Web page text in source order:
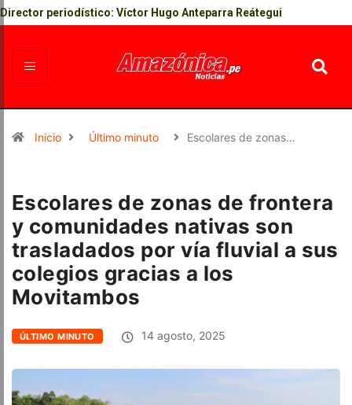
Director periodístico: Víctor Hugo Anteparra Reátegui
Inicio Último minuto Escolares de zonas…
Escolares de zonas de frontera
y comunidades nativas son
trasladados por vía fluvial a sus
colegios gracias a los
Movitambos
ÚLTIMO MINUTO 14 agosto, 2025